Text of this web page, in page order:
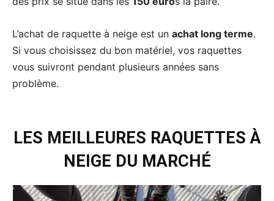
L’achat de raquette à neige est un achat long terme.
Si vous choisissez du bon matériel, vos raquettes
vous suivront pendant plusieurs années sans
problème.
LES MEILLEURES RAQUETTES À
NEIGE DU MARCHÉ